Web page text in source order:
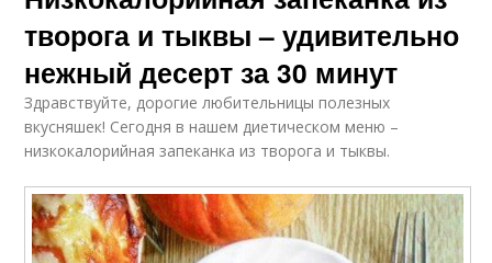
творога и тыквы – удивительно
нежный десерт за 30 минут
Здравствуйте, дорогие любительницы полезных
вкусняшек! Сегодня в нашем диетическом меню –
низкокалорийная запеканка из творога и тыквы.